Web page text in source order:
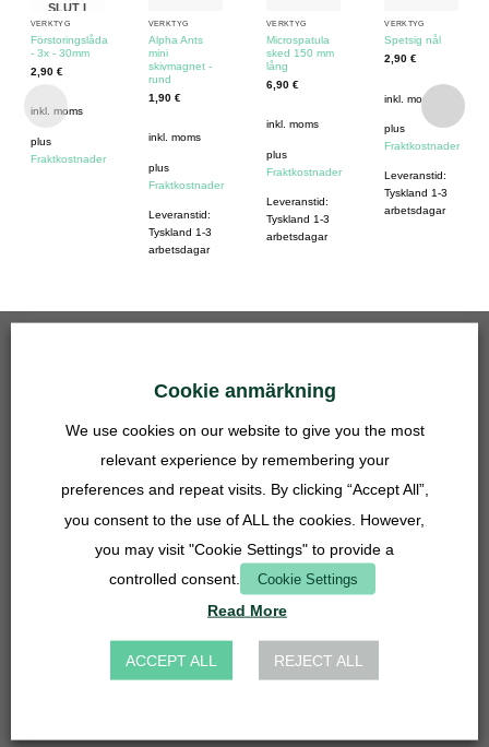
SLUT I
LAGER
VERKTYG
Förstoringslåda
- 3x - 30mm
2,90 €
inkl. moms
plus
Fraktkostnader
VERKTYG
Alpha Ants
mini
skivmagnet -
rund
1,90 €
inkl. moms
plus
Fraktkostnader
Leveranstid:
Tyskland 1-3
arbetsdagar
VERKTYG
Microspatula
sked 150 mm
lång
6,90 €
inkl. moms
plus
Fraktkostnader
Leveranstid:
Tyskland 1-3
arbetsdagar
VERKTYG
Spetsig nål
2,90€
inkl. moms
plus
Fraktkostnader
Leveranstid:
Tyskland 1-3
arbetsdagar
5,90€
plusFraktkostnader
4,90€
inkl. moms
Gallerinsats - 27 mm - rostfritt stål
inkl. moms
Fraktkostnader
Cookie anmärkning
We use cookies on our website to give you the most
relevant experience by remembering your
preferences and repeat visits. By clicking “Accept All”,
you consent to the use of ALL the cookies. However,
you may visit "Cookie Settings" to provide a
controlled consent.
Cookie Settings
Read More
ACCEPT ALL REJECT ALL